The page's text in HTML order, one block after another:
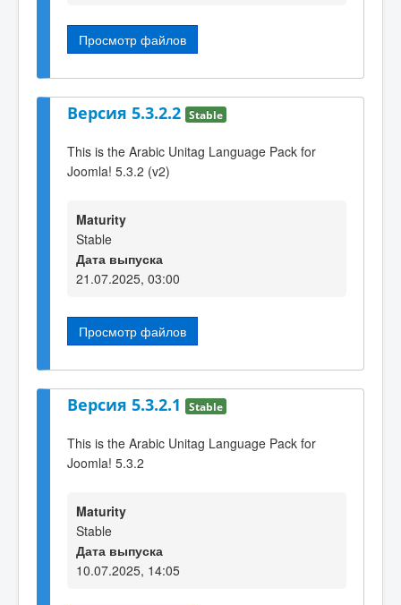
Просмотр файлов
Версия 5.3.2.2 Stable
This is the Arabic Unitag Language Pack for
Joomla! 5.3.2 (v2)
Maturity
Stable
Дата выпуска
21.07.2025, 03:00
Просмотр файлов
Версия 5.3.2.1 Stable
This is the Arabic Unitag Language Pack for
Joomla! 5.3.2
Maturity
Stable
Дата выпуска
10.07.2025, 14:05